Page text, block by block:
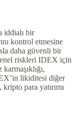
iddialı bir
kontrol etmesine
daha güvenli bir
riskleri IDEX için
likiditesi diğer
para yatırımı